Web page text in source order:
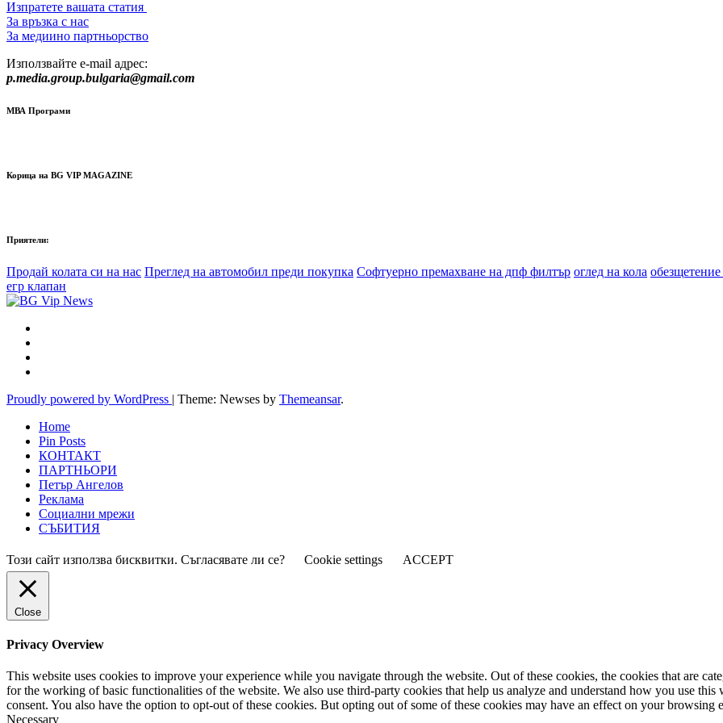
Изпратете вашата статия
За връзка с нас
За медиино партньорство
Използвайте e-mail адрес:
p.media.group.bulgaria@gmail.com
МВА Програми
Корица на BG VIP MAGAZINE
Приятели:
Продай колата си на нас Преглед на автомобил преди покупка Софтуерно премахване на дпф филтър оглед на кола
егр клапан
Proudly powered by WordPress | Theme: Newses by Themeansar.
Home
Pin Posts
КОНТАКТ
ПАРТНЬОРИ
Петър Ангелов
Реклама
Социални мрежи
СЪБИТИЯ
Този сайт използва бисквитки. Съгласявате ли се? Cookie settings ACCEPT
Close
Privacy Overview
This website uses cookies to improve your experience while you navigate through the website. Out of these cookies, the cookies that are
for the working of basic functionalities of the website. We also use third-party cookies that help us analyze and understand how you use
consent. You also have the option to opt-out of these cookies. But opting out of some of these cookies may have an effect on your browsing
Necessary